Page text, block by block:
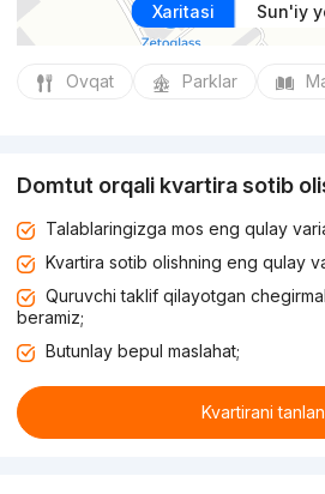
Xaritasi Sun'iy
Ovqat Parklar
Domtut orqali kvartira sotib
Talablaringizga mos eng qulay
Kvartira sotib olishning eng qulay
Quruvchi taklif qilayotgan
beramiz;
Butunlay bepul maslahat;
Kvartirani